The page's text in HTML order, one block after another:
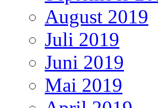
August 2019
Juli 2019
Juni 2019
Mai 2019